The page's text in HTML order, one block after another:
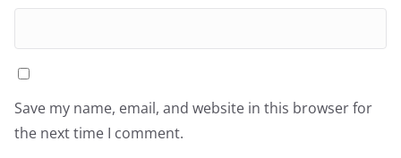
Save my name, email, and website in this browser for
the next time I comment.